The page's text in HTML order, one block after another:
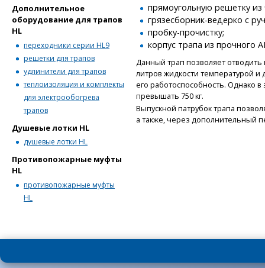
прямоугольную решетку из
грязесборник-ведерко с
пробку-прочистку;
корпус трапа из прочного
Данный трап позволяет отводить
литров жидкости температурой
его работоспособность. Однако в
превышать 750 кг.
Выпускной патрубок трапа
а также, через дополнительный
Дополнительное
оборудование для трапов
HL
переходники серии HL9
решетки для трапов
удлинители для трапов
теплоизоляция и комплекты
для электрообогрева
трапов
Душевые лотки HL
душевые лотки HL
Противопожарные муфты
HL
противопожарные муфты
HL